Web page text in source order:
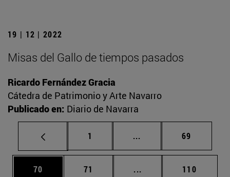
19 | 12 | 2022
Misas del Gallo de tiempos pasados
Ricardo Fernández Gracia
Cátedra de Patrimonio y Arte Navarro
Publicado en: Diario de Navarra
Página
1 ... Páginas intermedias
Página
69
Página
70 Página
71 ... Páginas intermedias
Página
110